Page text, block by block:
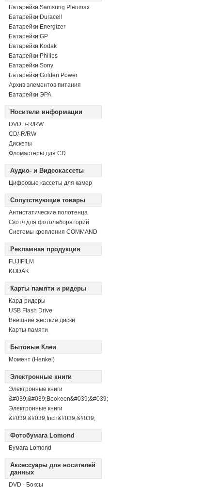
Батарейки Samsung Pleomax
Батарейки Duracell
Батарейки Energizer
Батарейки GP
Батарейки Kodak
Батарейки Philips
Батарейки Sony
Батарейки Golden Power
Архив элементов питания
Батарейки ЭРА
Носители информации
DVD+/-R/RW
СD/-R/RW
Дискеты
Фломастеры для CD
Аудио- и Видеокассеты
Цифровые кассеты для камер
Сопутствующие товары
Антистатические полотенца
Скотч для фотолабораторий
Системы крепления COMMAND
Рекламная продукция
FUJIFILM
KODAK
Карты памяти и ридеры
Кард-ридеры
USB Flash Drive
Внешние жесткие диски
Карты памяти
Бытовые Клеи
Момент (Henkel)
Электронные книги
Электронные книги
&#039;&#039;Bookeen&#039;&#039;
Электронные книги
&#039;&#039;Inch&#039;&#039;
Фотобумага Lomond
Бумага Lomond
Аксессуары для носителей
данных
DVD - Боксы